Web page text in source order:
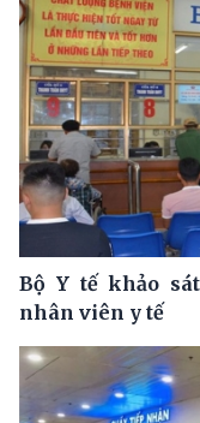
Bộ Y tế khảo
nhân viên y tế